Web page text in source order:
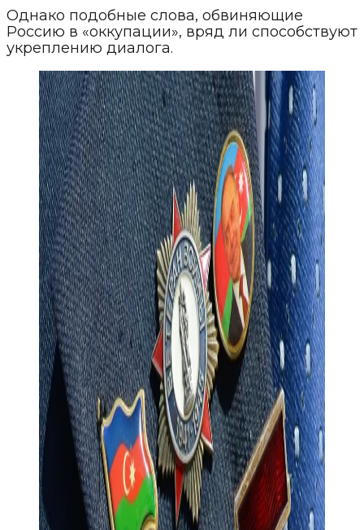
Однако подобные слова, обвиняющие
Россию в «оккупации», вряд ли способствуют
укреплению диалога.